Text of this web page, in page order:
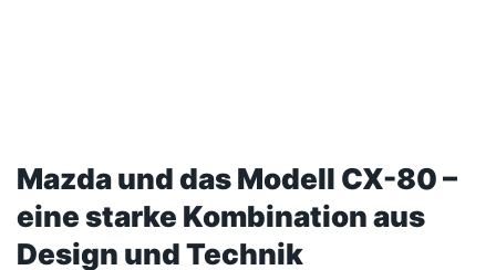
Mazda und das Modell CX-80 –
eine starke Kombination aus
Design und Technik